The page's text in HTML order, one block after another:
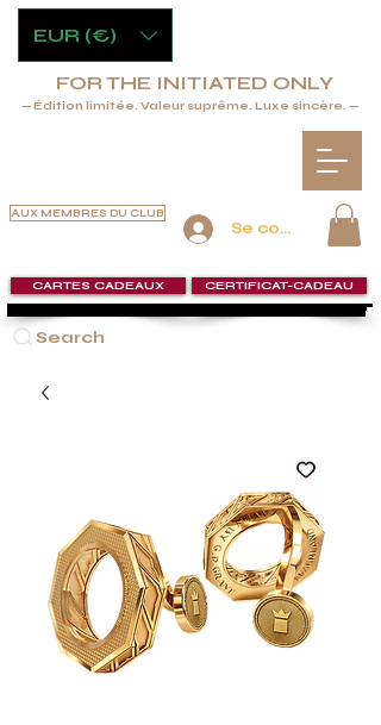
Se connecter
AUX MEMBRES DU CLUB
Search
CARTES CADEAUX CERTIFICAT-CADEAU
FOR THE INITIATED ONLY
— Édition limitée. Valeur suprême. Luxe sincère. —
EUR (€)